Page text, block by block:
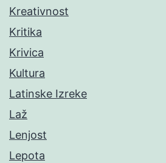
Kreativnost
Kritika
Krivica
Kultura
Latinske Izreke
Laž
Lenjost
Lepota